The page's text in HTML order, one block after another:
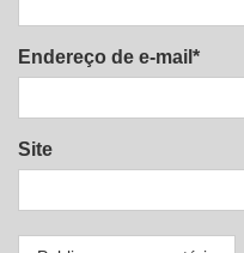
Endereço de e-mail*
Site